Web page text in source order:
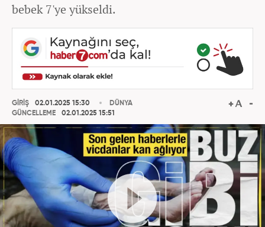
bebek 7'ye yükseldi.
GİRİŞ
02.01.2025 15:30
GÜNCELLEME
02.01.2025 15:51
DÜNYA